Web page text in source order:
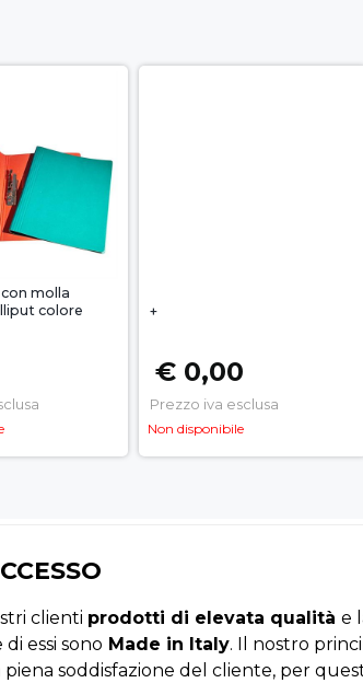
molla
colore
+
€ 0,00
Prezzo iva esclusa
Non disponibile
clienti prodotti di elevata qualità e
essi sono Made in Italy. Il nostro
soddisfazione del cliente, per